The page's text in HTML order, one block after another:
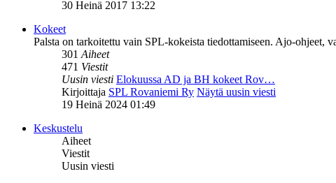
30 Heinä 2017 13:22
Kokeet
Palsta on tarkoitettu vain SPL-kokeista tiedottamiseen. Ajo-ohjeet,
301Aiheet
471 Viestit
Uusin viesti Elokuussa AD ja BH kokeet Rov…
Kirjoittaja SPL Rovaniemi Ry Näytä uusin viesti
19 Heinä 2024 01:49
Keskustelu
Aiheet
Viestit
Uusin viesti